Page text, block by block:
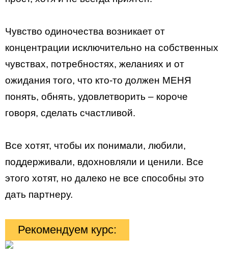
Чувство одиночества возникает от
концентрации исключительно на собственных
чувствах, потребностях, желаниях и от
ожидания того, что кто-то должен МЕНЯ
понять, обнять, удовлетворить – короче
говоря, сделать счастливой.
Все хотят, чтобы их понимали, любили,
поддерживали, вдохновляли и ценили. Все
этого хотят, но далеко не все способны это
дать партнеру.
Рекомендуем курс: